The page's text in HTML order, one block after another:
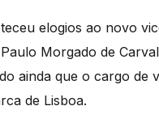
elogios ao novo
Morgado de
ainda que o cargo de
de Lisboa.